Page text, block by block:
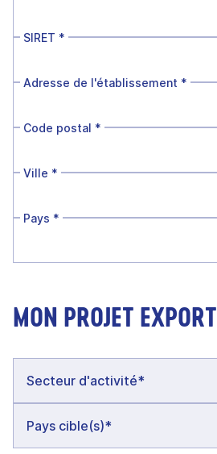
SIRET *
Adresse de l'établissement *
Code postal *
Ville *
Pays *
MON PROJET EXPORT